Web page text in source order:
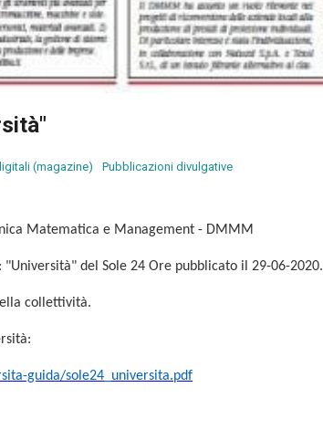
(magazine) Pubblicazioni divulgative
Matematica e Management - DMMM
del Sole 24 Ore pubblicato il 29-06-2020.
collettività.
guida/sole24_universita.pdf